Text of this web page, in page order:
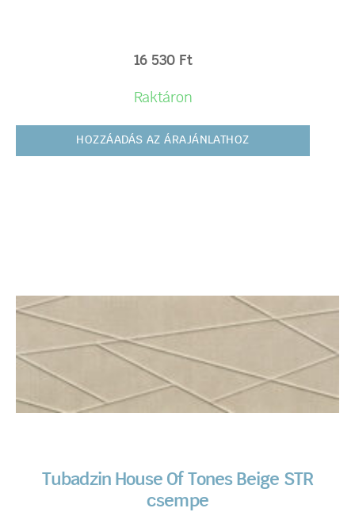
16 530 Ft
Raktáron
HOZZÁADÁS AZ ÁRAJÁNLATHOZ
Tubadzin House Of Tones Beige STR
csempe